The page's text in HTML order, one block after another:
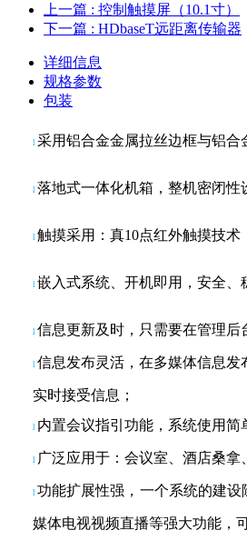
上一篇 : 控制触摸屏（10.1寸）
下一篇 : HDbaseT远距离传输器
详细信息
规格参数
包装
l 采用铝合金金属拉丝边框与铝合
l 落地式一体化机箱，整机密闭性
l 触摸采用：真10点红外触摸技术
l 嵌入式系统、开机即用，安全、
l 信息更新及时，只需要在管理后
l信息发布灵活，在多媒体信息
实时接受信息；
l 内置会议指引功能，系统使用
l 广泛应用于：会议室、酒店桑
l功能扩展性强，一个系统的建
媒体电视视频直播等强大功能，